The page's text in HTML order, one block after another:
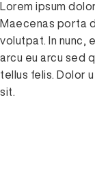
Lorem ipsum
Maecenas porta
volutpat. In nunc,
arcu eu arcu sed
tellus felis. Dolor
sit.